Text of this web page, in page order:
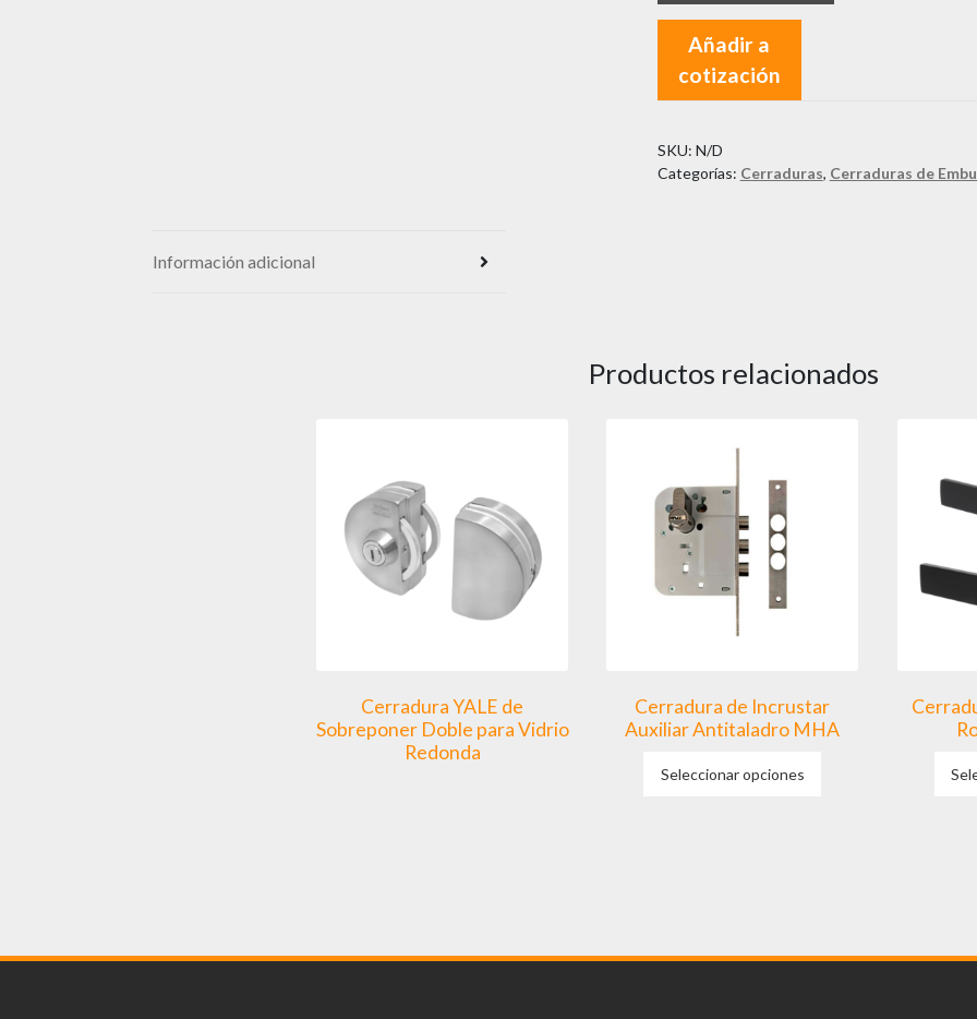
Embutir
L370
Clásica
cantidad
Añadir a
cotización
SKU: N/D
Categorías: Cerraduras, Cerraduras de
Información adicional
Productos relacionados
Cerradura YALE de
Sobreponer Doble para Vidrio
Redonda
Cerradura de Incrustar
Auxiliar Antitaladro MHA
Seleccionar opciones